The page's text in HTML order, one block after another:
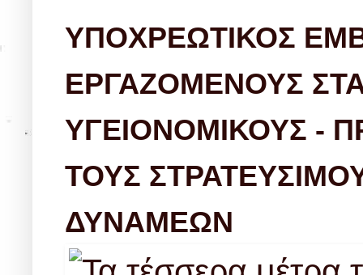
ΥΠΟΧΡΕΩΤΙΚΟΣ
ΕΡΓΑΖΟΜΕΝΟΥΣ
ΥΓΕΙΟΝΟΜΙΚΟΥΣ -
ΤΟΥΣ
ΔΥΝΑΜΕΩΝ